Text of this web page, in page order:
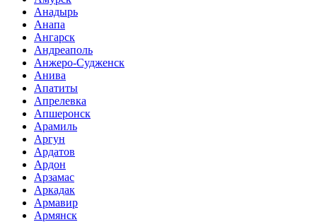
Анадырь
Анапа
Ангарск
Андреаполь
Анжеро-Судженск
Анива
Апатиты
Апрелевка
Апшеронск
Арамиль
Аргун
Ардатов
Ардон
Арзамас
Аркадак
Армавир
Армянск